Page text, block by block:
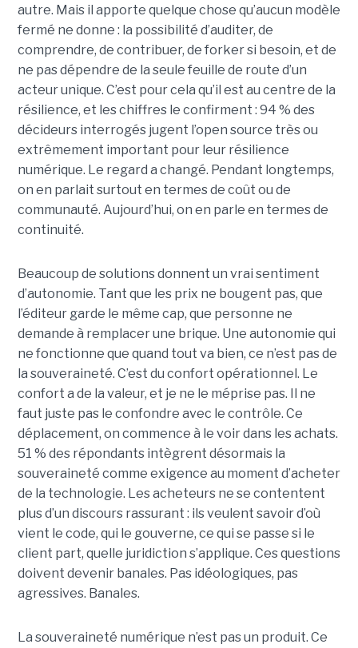
autre. Mais il apporte quelque chose qu’aucun modèle
fermé ne donne : la possibilité d’auditer, de
comprendre, de contribuer, de forker si besoin, et de
ne pas dépendre de la seule feuille de route d’un
acteur unique. C’est pour cela qu’il est au centre de la
résilience, et les chiffres le confirment : 94 % des
décideurs interrogés jugent l’open source très ou
extrêmement important pour leur résilience
numérique. Le regard a changé. Pendant longtemps,
on en parlait surtout en termes de coût ou de
communauté. Aujourd’hui, on en parle en termes de
continuité.
Beaucoup de solutions donnent un vrai sentiment
d’autonomie. Tant que les prix ne bougent pas, que
l’éditeur garde le même cap, que personne ne
demande à remplacer une brique. Une autonomie qui
ne fonctionne que quand tout va bien, ce n’est pas de
la souveraineté. C’est du confort opérationnel. Le
confort a de la valeur, et je ne le méprise pas. Il ne
faut juste pas le confondre avec le contrôle. Ce
déplacement, on commence à le voir dans les achats.
51 % des répondants intègrent désormais la
souveraineté comme exigence au moment d’acheter
de la technologie. Les acheteurs ne se contentent
plus d’un discours rassurant : ils veulent savoir d’où
vient le code, qui le gouverne, ce qui se passe si le
client part, quelle juridiction s’applique. Ces questions
doivent devenir banales. Pas idéologiques, pas
agressives. Banales.
La souveraineté numérique n’est pas un produit. Ce